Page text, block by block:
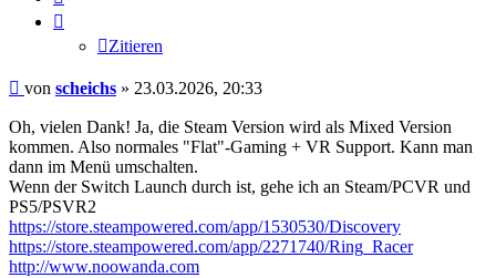
Zitieren
Beitrag
von scheichs » 23.03.2026, 20:33
Oh, vielen Dank! Ja, die Steam Version wird als Mixed Version
kommen. Also normales "Flat"-Gaming + VR Support. Kann man
dann im Menü umschalten.
Wenn der Switch Launch durch ist, gehe ich an Steam/PCVR und
PS5/PSVR2
https://store.steampowered.com/app/1530530/Discovery
https://store.steampowered.com/app/2271740/Ring_Racer
http://www.noowanda.com